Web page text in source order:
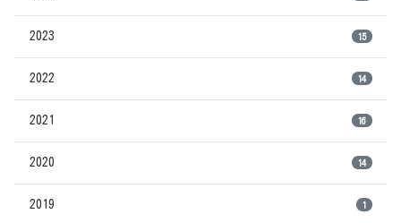
2023 15
2022 14
2021 16
2020 14
2019 1